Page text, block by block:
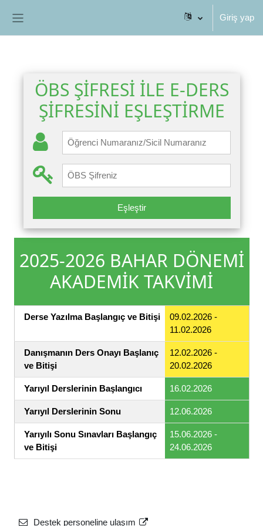
Giriş yap
ÖBS ŞİFRESİ İLE E-DERS
ŞİFRESİNİ EŞLEŞTİRME
Eşleştir
2025-2026 BAHAR DÖNEMİ
AKADEMİK TAKVİMİ
Derse Yazılma Başlangıç ve Bitişi
09.02.2026 -
11.02.2026
Danışmanın Ders Onayı Başlanıç
ve Bitişi
12.02.2026 -
20.02.2026
Yarıyıl Derslerinin Başlangıcı 16.02.2026
Yarıyıl Derslerinin Sonu 12.06.2026
Yarıyılı Sonu Sınavları Başlangıç
ve Bitişi
15.06.2026 -
24.06.2026
Destek personeline ulaşım